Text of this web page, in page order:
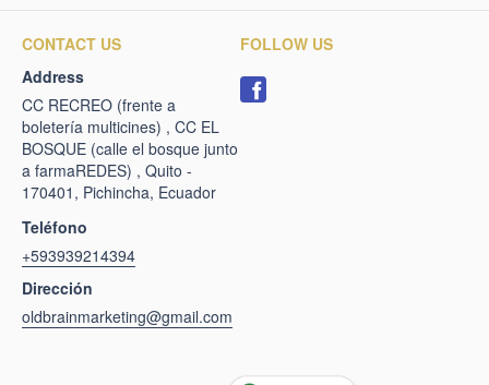
CONTACT US
Address
CC RECREO (frente a
boletería multicines) , CC EL
BOSQUE (calle el bosque junto
a farmaREDES) , Quito -
170401, Pichincha, Ecuador
Teléfono
+593939214394
Dirección
oldbrainmarketing@gmail.com
FOLLOW US